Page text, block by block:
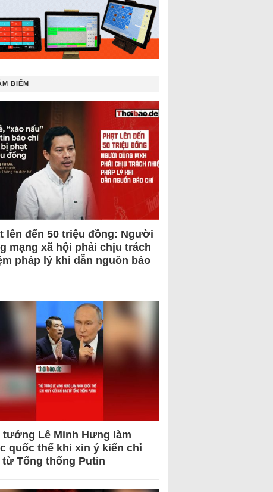
BIẾM
lên đến 50 triệu đồng: Người
mạng xã hội phải chịu trách
pháp lý khi dẫn nguồn báo
tướng Lê Minh Hưng làm
quốc thể khi xin ý kiến chỉ
từ Tổng thống Putin